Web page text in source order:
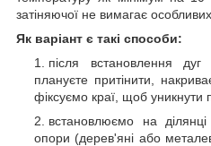
затіняючої не вимагає
Як варіант є такі способи:
після встановлення
плануєте притінити,
фіксуємо краї, щоб уникнути
встановлюємо на
опори (дерев'яні або